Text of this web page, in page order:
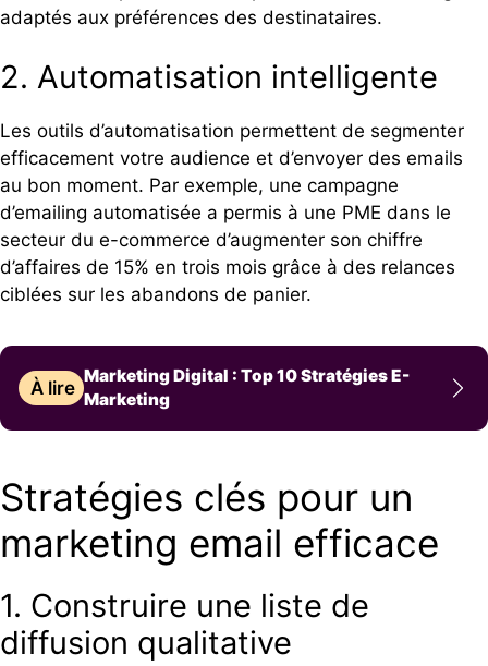
adaptés aux préférences des destinataires.
2. Automatisation intelligente
Les outils d’automatisation permettent de segmenter
efficacement votre audience et d’envoyer des emails
au bon moment. Par exemple, une campagne
d’emailing automatisée a permis à une PME dans le
secteur du e-commerce d’augmenter son chiffre
d’affaires de 15% en trois mois grâce à des relances
ciblées sur les abandons de panier.
À lire
Marketing Digital : Top 10 Stratégies E-
Marketing
Stratégies clés pour un
marketing email efficace
1. Construire une liste de
diffusion qualitative